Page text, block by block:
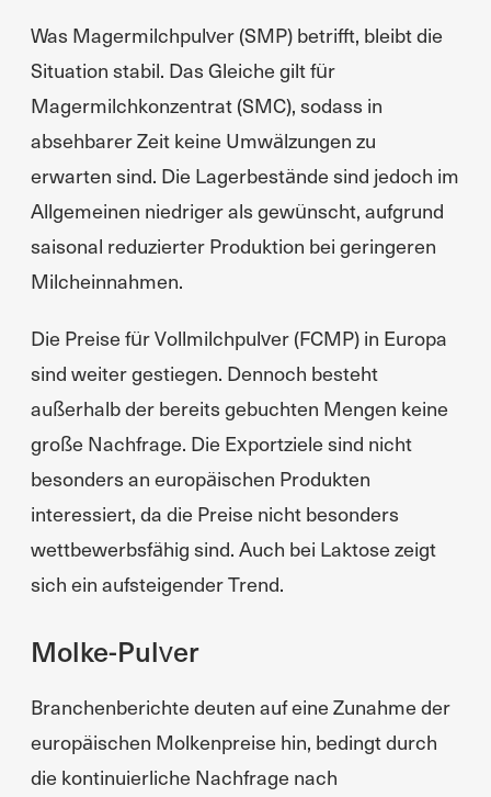
Was Magermilchpulver (SMP) betrifft, bleibt die
Situation stabil. Das Gleiche gilt für
Magermilchkonzentrat (SMC), sodass in
absehbarer Zeit keine Umwälzungen zu
erwarten sind. Die Lagerbestände sind jedoch im
Allgemeinen niedriger als gewünscht, aufgrund
saisonal reduzierter Produktion bei geringeren
Milcheinnahmen.
Die Preise für Vollmilchpulver (FCMP) in Europa
sind weiter gestiegen. Dennoch besteht
außerhalb der bereits gebuchten Mengen keine
große Nachfrage. Die Exportziele sind nicht
besonders an europäischen Produkten
interessiert, da die Preise nicht besonders
wettbewerbsfähig sind. Auch bei Laktose zeigt
sich ein aufsteigender Trend.
Molke-Pulver
Branchenberichte deuten auf eine Zunahme der
europäischen Molkenpreise hin, bedingt durch
die kontinuierliche Nachfrage nach